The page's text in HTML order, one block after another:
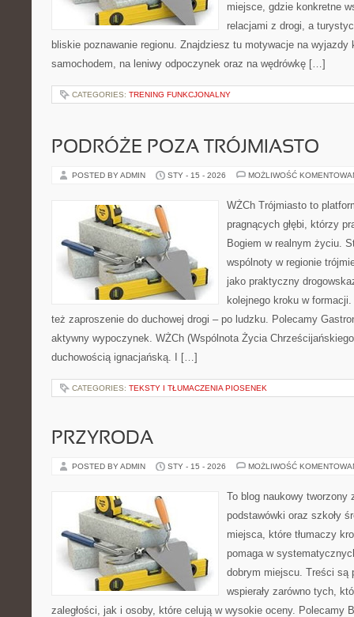
miejsce, gdzie konkretne
relacjami z drogi, a
bliskie poznawanie regionu. Znajdziesz tu motywacje na wyjazdy
samochodem, na leniwy odpoczynek oraz na wędrówkę […]
CATEGORIES: TRENING FUNKCJONALNY
PODRÓŻE POZA TRÓJMIASTO
POSTED BY ADMIN STY - 15 - 2026 MOŻLIWOŚĆ
WŻCh Trójmiasto to
pragnących głębi, którzy
Bogiem w realnym życiu.
wspólnoty w regionie
jako praktyczny
kolejnego kroku w
też zaproszenie do duchowej drogi – po ludzku. Polecamy
aktywny wypoczynek. WŻCh (Wspólnota Życia
duchowością ignacjańską. I […]
CATEGORIES: TEKSTY I TŁUMACZENIA PIOSENEK
PRZYRODA
POSTED BY ADMIN STY - 15 - 2026 MOŻLIWOŚĆ
To blog naukowy tworzony
podstawówki oraz szkoły
miejsca, które tłumaczy
pomaga w
dobrym miejscu. Treści są
wspierały zarówno tych,
zaległości, jak i osoby, które celują w wysokie oceny. Polecamy